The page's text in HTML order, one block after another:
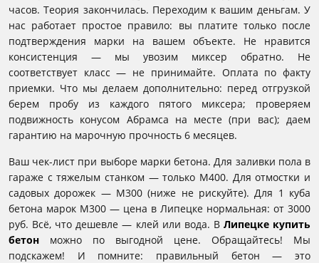
часов. Теория закончилась. Переходим к вашим деньгам. У
нас работает простое правило: вы платите только после
подтверждения марки на вашем объекте. Не нравится
консистенция — мы увозим миксер обратно. Не
соответствует класс — не принимайте. Оплата по факту
приемки. Что мы делаем дополнительно: перед отгрузкой
берем пробу из каждого пятого миксера; проверяем
подвижность конусом Абрамса на месте (при вас); даем
гарантию на марочную прочность 6 месяцев.
Ваш чек-лист при выборе марки бетона. Для заливки пола в
гараже с тяжелым станком — только М400. Для отмостки и
садовых дорожек — М300 (ниже не рискуйте). Для 1 куба
бетона марок М300 — цена в Липецке нормальная: от 3000
руб. Всё, что дешевле — клей или вода. В Липецке купить
бетон можно по выгодной цене. Обращайтесь! Мы
подскажем! И помните: правильный бетон — это